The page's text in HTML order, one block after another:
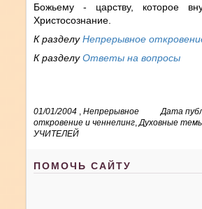
Божьему - царству, которое
Христосознание.
К разделуНепрерывное
К разделуОтветы на вопросы
01/01/2004 Дата
,Непрерывное
откровение и ченнелинг ,Духовные
УЧИТЕЛЕЙ
ПОМОЧЬ САЙТУ